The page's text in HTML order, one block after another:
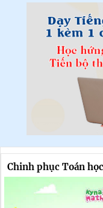
Chinh phục Toán